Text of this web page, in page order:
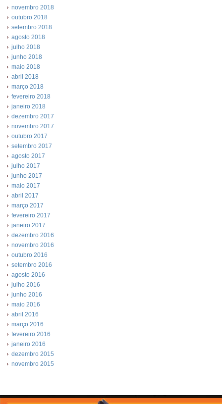
novembro 2018
outubro 2018
setembro 2018
agosto 2018
julho 2018
junho 2018
maio 2018
abril 2018
março 2018
fevereiro 2018
janeiro 2018
dezembro 2017
novembro 2017
outubro 2017
setembro 2017
agosto 2017
julho 2017
junho 2017
maio 2017
abril 2017
março 2017
fevereiro 2017
janeiro 2017
dezembro 2016
novembro 2016
outubro 2016
setembro 2016
agosto 2016
julho 2016
junho 2016
maio 2016
abril 2016
março 2016
fevereiro 2016
janeiro 2016
dezembro 2015
novembro 2015